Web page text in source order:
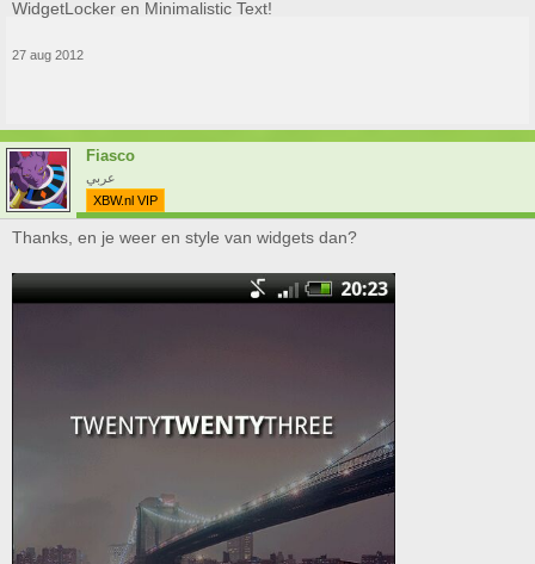
WidgetLocker en Minimalistic Text!
27 aug 2012
Fiasco
عربي
XBW.nl VIP
Thanks, en je weer en style van widgets dan?